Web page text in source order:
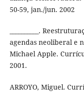
50-59, jan./jun. 2002
__________.
agendas neoliberal e
Michael Apple.
2001.
ARROYO, Miguel.